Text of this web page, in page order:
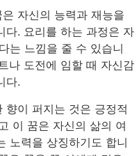
자신의 능력과 재능을
다. 요리를 하는 과정은 자
는 느낌을 줄 수 있습니
나 도전에 임할 때 자신감
다.
향이 퍼지는 것은 긍정적
이 꿈은 자신의 삶의 여
노력을 상징하기도 합니